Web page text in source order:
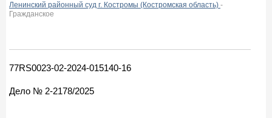
Ленинский районный суд г. Костромы (Костромская область) -
Гражданское
77RS0023-02-2024-015140-16
Дело № 2-2178/2025